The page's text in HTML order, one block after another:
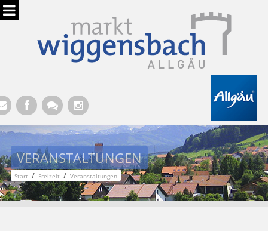
VERANSTALTUNGEN
Start / Freizeit / Veranstaltungen